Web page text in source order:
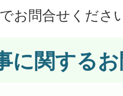
お問合せくださ
に関する